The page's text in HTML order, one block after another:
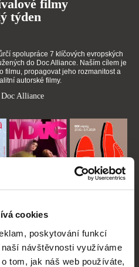
cookies
poskytování funkcí
návštěvnosti využíváme
tom, jak náš web používáte,
filmy
týden
spolupráce 7 klíčových evropských
do Doc Alliance. Naším cílem je
filmu, propagovat jeho rozmanitost a
autorské filmy.
Alliance
Millennium Docs
Against Gravity